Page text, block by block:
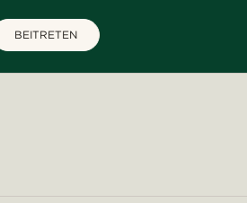
BEITRETEN